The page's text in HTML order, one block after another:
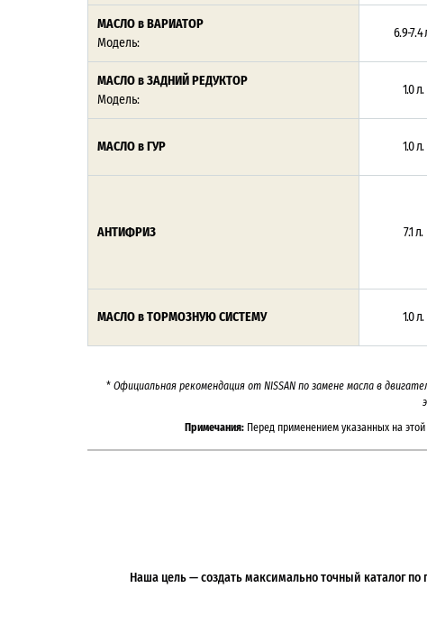
МАСЛО в ВАРИАТОР
Модель:
6.9-7.4
МАСЛО в ЗАДНИЙ РЕДУКТОР
Модель:
1.0 л.
МАСЛО в ГУР 1.0 л.
АНТИФРИЗ 7.1 л.
МАСЛО в ТОРМОЗНУЮ СИСТЕМУ 1.0 л.
* Официальная рекомендация от NISSAN по замене масла в
Примечания: Перед применением указанных на
Наша цель — создать максимально точный каталог